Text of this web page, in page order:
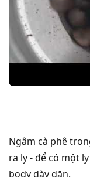
Ngâm cà phê
ra ly - để có một
body dày dặn.